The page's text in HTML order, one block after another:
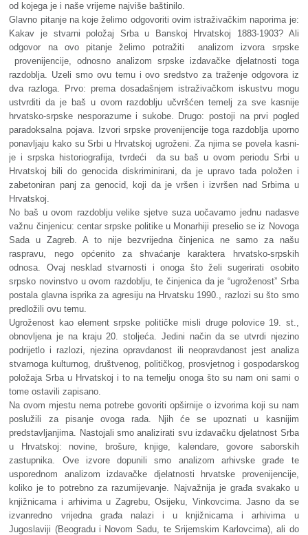
od kojega je i naše vrijeme najviše baštinilo.
Glavno pitanje na koje želimo odgovoriti ovim istraživačkim naporima je:
Kakav je stvarni položaj Srba u Banskoj Hrvatskoj 1883-1903? Ali
odgovor na ovo pitanje želimo potražiti analizom izvora srpske
provenijencije, odnosno analizom srpske izdavačke djelatnosti toga
razdoblja. Uzeli smo ovu temu i ovo sredstvo za traženje odgovora iz
dva razloga. Prvo: prema dosadašnjem istraživačkom iskustvu mogu
ustvrditi da je baš u ovom razdoblju učvršćen temelj za sve kasnije
hrvatsko-srpske nesporazume i sukobe. Drugo: postoji na prvi pogled
paradoksalna pojava. Izvori srpske provenijencije toga razdoblja uporno
ponavljaju kako su Srbi u Hrvatskoj ugroženi. Za njima se povela kasni-
je i srpska historiografija, tvrdeći da su baš u ovom periodu Srbi u
Hrvatskoj bili do genocida diskriminirani, da je upravo tada položen i
zabetoniran panj za genocid, koji da je vršen i izvršen nad Srbima u
Hrvatskoj.
No baš u ovom razdoblju velike sjetve suza uočavamo jednu nadasve
važnu činjenicu: centar srpske politike u Monarhiji preselio se iz Novoga
Sada u Zagreb. A to nije bezvrijedna činjenica ne samo za našu
raspravu, nego općenito za shvaćanje karaktera hrvatsko-srpskih
odnosa. Ovaj nesklad stvarnosti i onoga što želi sugerirati osobito
srpsko novinstvo u ovom razdoblju, te činjenica da je “ugroženost” Srba
postala glavna isprika za agresiju na Hrvatsku 1990., razlozi su što smo
predložili ovu temu.
Ugroženost kao element srpske političke misli druge polovice 19. st.,
obnovljena je na kraju 20. stoljeća. Jedini način da se utvrdi njezino
podrijetlo i razlozi, njezina opravdanost ili neopravdanost jest analiza
stvarnoga kulturnog, društvenog, političkog, prosvjetnog i gospodarskog
položaja Srba u Hrvatskoj i to na temelju onoga što su nam oni sami o
tome ostavili zapisano.
Na ovom mjestu nema potrebe govoriti opširnije o izvorima koji su nam
poslužili za pisanje ovoga rada. Njih će se upoznati u kasnijim
predstavljanjima. Nastojali smo analizirati svu izdavačku djelatnost Srba
u Hrvatskoj: novine, brošure, knjige, kalendare, govore saborskih
zastupnika. Ove izvore dopunili smo analizom arhivske građe te
usporednom analizom izdavačke djelatnosti hrvatske provenijencije,
koliko je to potrebno za razumijevanje. Najvažnija je građa svakako u
knjižnicama i arhivima u Zagrebu, Osijeku, Vinkovcima. Jasno da se
izvanredno vrijedna građa nalazi i u knjižnicama i arhivima u
Jugoslaviji (Beogradu i Novom Sadu, te Srijemskim Karlovcima), ali do